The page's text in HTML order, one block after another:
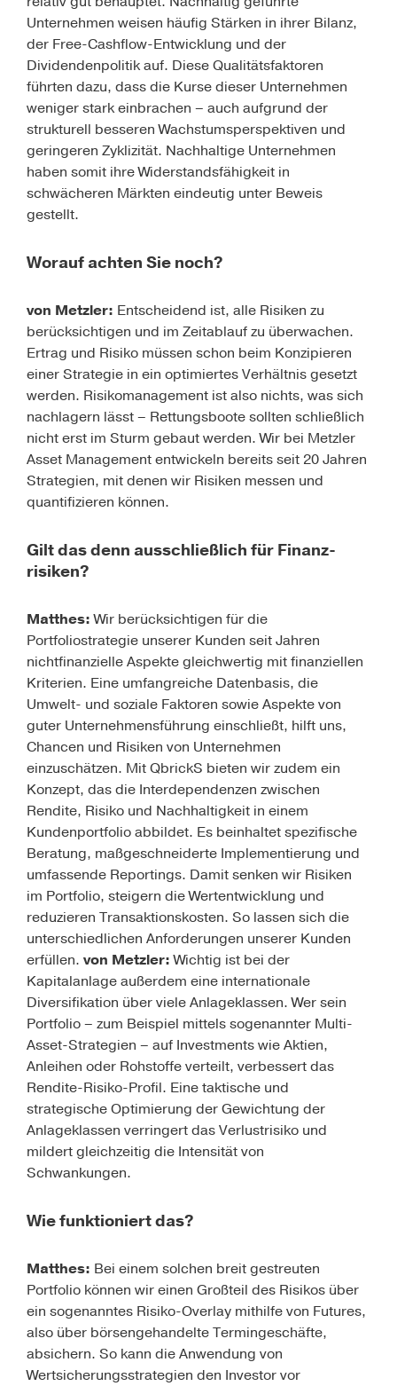
Unternehmen weisen häufig Stärken in ihrer Bilanz,
der Free-Cashflow-Entwicklung und der
Dividendenpolitik auf. Diese Qualitätsfaktoren
führten dazu, dass die Kurse dieser Unternehmen
weniger stark einbrachen – auch aufgrund der
strukturell besseren Wachstumsperspektiven und
geringeren Zyklizität. Nachhaltige Unternehmen
haben somit ihre Widerstands­fähigkeit in
schwächeren Märkten eindeutig unter Beweis
gestellt.
Worauf achten Sie noch?
von Metzler: Entscheidend ist, alle Risiken zu
berücksichtigen und im Zeitablauf zu überwachen.
Ertrag und Risiko müssen schon beim Konzipieren
einer Strategie in ein optimiertes Verhältnis gesetzt
werden. Risikomanagement ist also nichts, was sich
nachlagern lässt – Rettungsboote sollten schließlich
nicht erst im Sturm gebaut werden. Wir bei Metzler
Asset Management entwickeln bereits seit 20 Jahren
Strategien, mit denen wir Risiken messen und
quantifizieren können.
Gilt das denn ausschließlich für Finanz­
risiken?
Matthes:Wir berücksichtigen für die
Portfoliostrategie unserer Kunden seit Jahren
nichtfinanzielle Aspekte gleichwertig mit finanziellen
Kriterien. Eine umfangreiche Datenbasis, die
Umwelt- und soziale Faktoren sowie Aspekte von
guter Unternehmensführung einschließt, hilft uns,
Chancen und Risiken von Unternehmen
einzuschätzen. MitQbrickS bieten wir zudem ein
Konzept, das die Interdependenzen zwischen
Rendite, Risiko und Nachhaltigkeit in einem
Kundenportfolio ab­bildet. Es beinhaltet spezifische
Beratung, maßgeschneiderte Implementierung und
umfassende Reportings. Damit senken wir Risiken
im Portfolio, steigern die Wert­entwicklung und
reduzieren Transaktionskosten. So lassen sich die
unterschiedlichen Anforderungen unserer Kunden
erfüllen. von Metzler:Wichtig ist bei der
Kapitalanlage außerdem eine internationale
Diversifikation über viele Anlageklassen. Wer sein
Portfolio – zum Beispiel mittels sogenannter Multi-
Asset-Strategien – auf Investments wie Aktien,
Anleihen oder Rohstoffe verteilt, verbessert das
Rendite-Risiko-Profil. Eine taktische und
strategische Optimierung der Gewichtung der
Anlageklassen verringert das Verlustrisiko und
mildert gleichzeitig die Intensität von
Schwankungen.
Wie funktioniert das?
Matthes: Bei einem solchen breit gestreuten
Portfolio können wir einen Großteil des Risikos über
ein sogenanntes Risiko-Overlay mithilfe von Futures,
also über börsengehandelte Termingeschäfte,
absichern. So kann die Anwendung von
Wertsicherungsstrategien den Investor vor